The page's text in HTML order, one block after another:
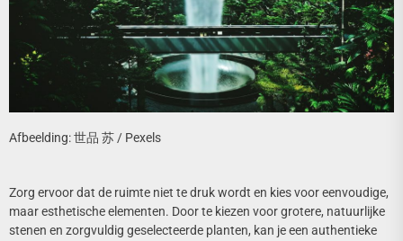
Afbeelding: 世品 苏 / Pexels
Zorg ervoor dat de ruimte niet te druk wordt en kies voor eenvoudige,
maar esthetische elementen. Door te kiezen voor grotere, natuurlijke
stenen en zorgvuldig geselecteerde planten, kan je een authentieke